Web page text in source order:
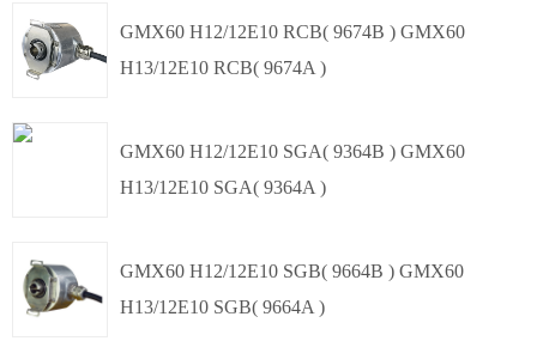
Φ60mm
CANopen 多圈绝对值
Φ60mm
GMX60 H12/12E10 RCB( 9674B ) GMX60
H13/12E10 RCB( 9674A )
CANopen 多圈绝对值
GMX60 H12/12E10 SGA( 9364B ) GMX60
H13/12E10 SGA( 9364A )
SSI 多圈绝对值
GMX60 H12/12E10 SGB( 9664B ) GMX60
H13/12E10 SGB( 9664A )